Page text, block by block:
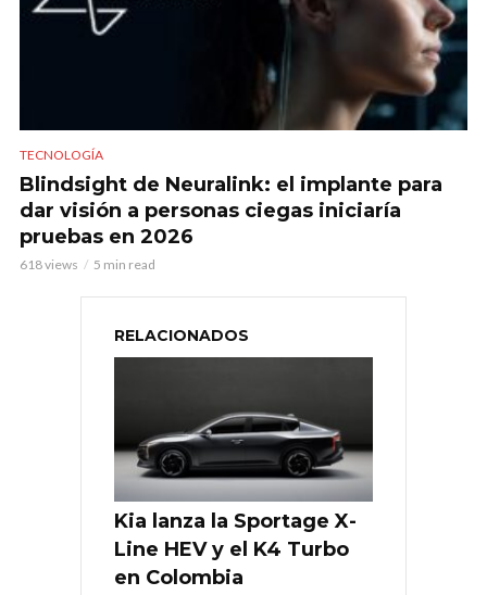
TECNOLOGÍA
Blindsight de Neuralink: el implante para
dar visión a personas ciegas iniciaría
pruebas en 2026
618 views 5 min read
RELACIONADOS
Kia lanza la Sportage X-
Line HEV y el K4 Turbo
en Colombia